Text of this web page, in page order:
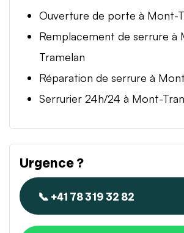
Ouverture de porte à Mont-
Remplacement de serrure à
Tramelan
Réparation de serrure à
Serrurier 24h/24 à Mont-
Urgence ?
📞 +41 78 319 32 82